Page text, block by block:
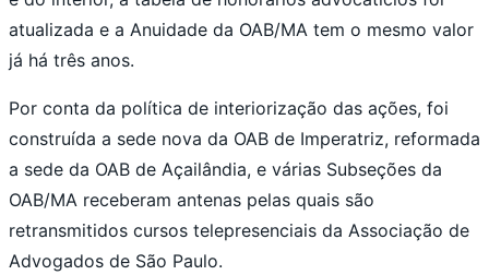
atualizada e a Anuidade da OAB/MA tem o mesmo valor
já há três anos.
Por conta da política de interiorização das ações, foi
construída a sede nova da OAB de Imperatriz, reformada
a sede da OAB de Açailândia, e várias Subseções da
OAB/MA receberam antenas pelas quais são
retransmitidos cursos telepresenciais da Associação de
Advogados de São Paulo.